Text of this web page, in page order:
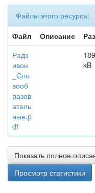
Файлы этого ресурса:
Файл
Описание
Радз
ивон
_Сло
вооб
разов
атель
ные.p
df
kB
Показать полное
Просмотр статистики